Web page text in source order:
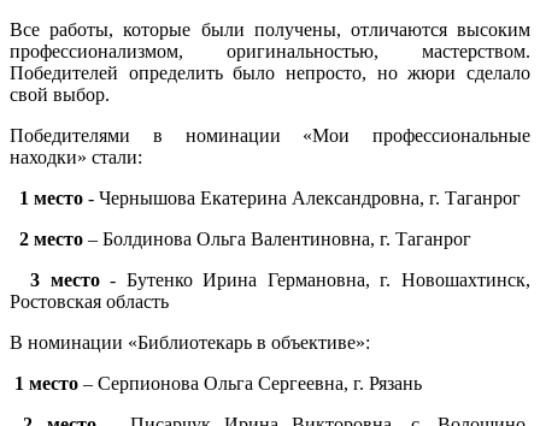
Все работы, которые были получены, отличаются высоким
профессионализмом, оригинальностью, мастерством.
Победителей определить было непросто, но жюри сделало
свой выбор.
Победителями в номинации «Мои профессиональные
находки» стали:
1 место - Чернышова Екатерина Александровна, г. Таганрог
2 место – Болдинова Ольга Валентиновна, г. Таганрог
3 место- Бутенко Ирина Германовна, г. Новошахтинск,
Ростовская область
В номинации «Библиотекарь в объективе»:
1 место – Серпионова Ольга Сергеевна, г. Рязань